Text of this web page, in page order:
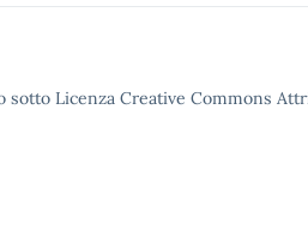
Licenza Creative Commons